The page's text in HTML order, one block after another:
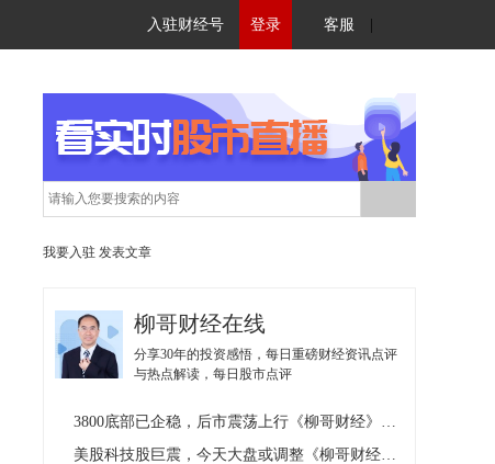
入驻财经号 登录 客服
我要入驻 发表文章
柳哥财经在线
分享30年的投资感悟，每日重磅财经资讯点评
与热点解读，每日股市点评
3800底部已企稳，后市震荡上行《柳哥财经》早评08.07
美股科技股巨震，今天大盘或调整《柳哥财经》资讯精选08.07